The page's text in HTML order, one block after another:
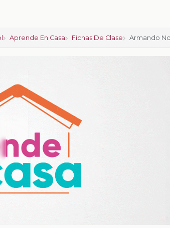
Aprende En Casa Fichas De Clase Armando